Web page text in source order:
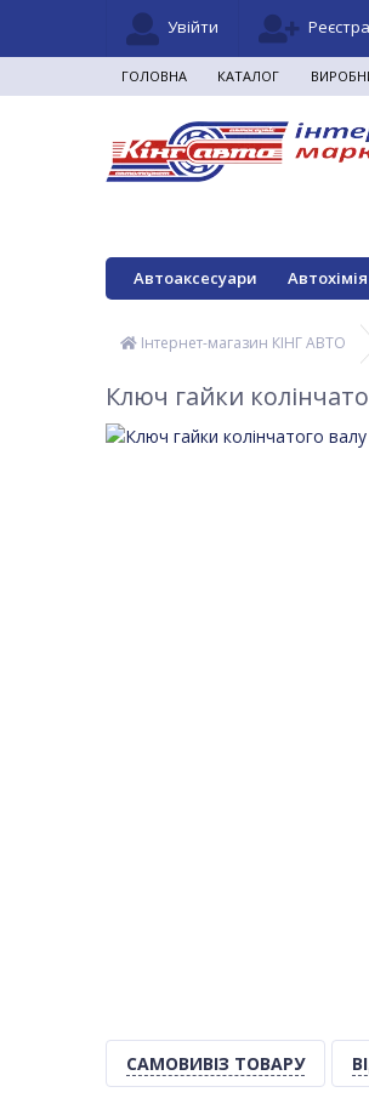
Увійти
ГОЛОВНА КАТАЛОГ
Автоаксесуари Автохімія
Інтернет-магазин КІНГ АВТО
Ключ гайки
САМОВИВІЗ ТОВАРУ